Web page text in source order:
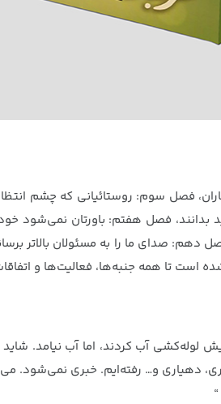
فصل سوم: روستائیانی که چشم انتظار
فصل هفتم: باورتان نمی‌شود
صدای ما را به مسئولان بالاتر
است تا همه جنبه‌ها، فعالیت‌ها و
لوله‌کشی آب کردند، اما آب نیامد.
دهیاری و… رفته‌ایم. خبری نمی‌شود.